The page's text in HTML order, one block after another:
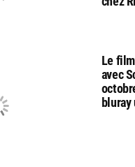
Le
avec
bluray